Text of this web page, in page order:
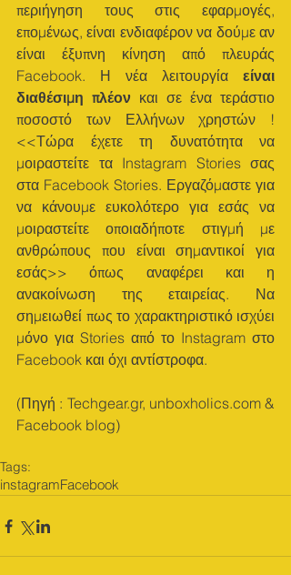
περιήγηση τους στις εφαρμογές,
επομένως, είναι ενδιαφέρον να δούμε αν
είναι έξυπνη κίνηση από πλευράς
Facebook. Η νέα λειτουργία είναι
διαθέσιμη πλέον και σε ένα τεράστιο
ποσοστό των Ελλήνων χρηστών !
<<Τώρα έχετε τη δυνατότητα να
μοιραστείτε τα Instagram Stories σας
στα Facebook Stories. Εργαζόμαστε για
να κάνουμε ευκολότερο για εσάς να
μοιραστείτε οποιαδήποτε στιγμή με
ανθρώπους που είναι σημαντικοί για
εσάς>> όπως αναφέρει και η
ανακοίνωση της εταιρείας. Να
σημειωθεί πως το χαρακτηριστικό ισχύει
μόνο για Stories από το Instagram στο
Facebook και όχι αντίστροφα.
(Πηγή : Techgear.gr, unboxholics.com &
Facebook blog)
Tags:
instagramFacebook